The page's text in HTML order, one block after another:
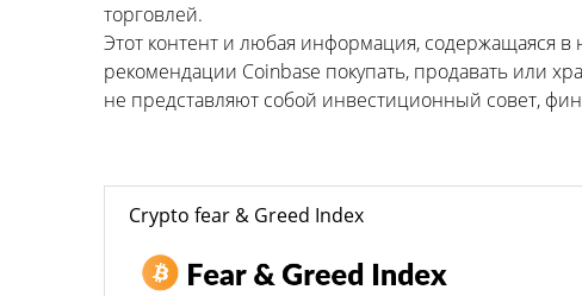
торговлей.
Этот контент и любая информация, содержащаяся
рекомендации Coinbase покупать, продавать или
не представляют собой инвестиционный совет,
Crypto fear & Greed Index